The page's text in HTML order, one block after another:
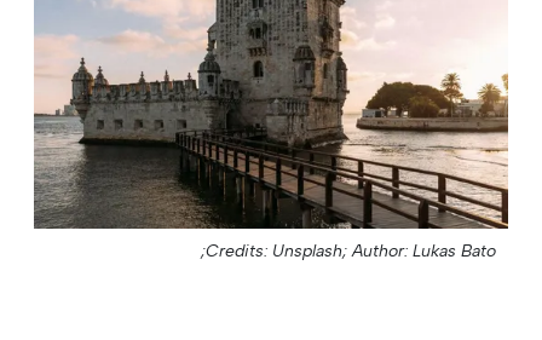
Credits: Unsplash; Author: Lukas Bato;